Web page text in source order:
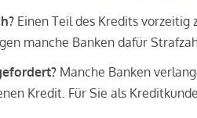
Einen Teil des Kredits
manche Banken dafür
Manche Banken
Kredit. Für Sie als